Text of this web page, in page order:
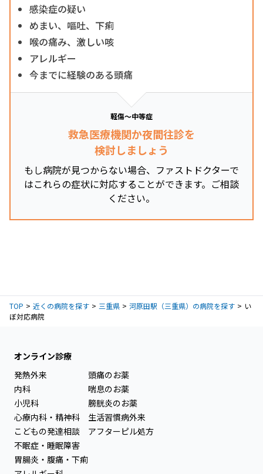
感染症の疑い
めまい、嘔吐、下痢
喉の痛み、激しい咳
アレルギー
今までに経験のある頭痛
軽傷～中等症
救急医療機関か夜間往診を
検討しましょう
もし病院が見つからない場合、ファストドクターで
はこれらの症状に対応することができます。ご相談
ください。
TOP 近くの病院を探す 三重県 河原田駅（三重県）の病院を探す
い
ぼ対応病院
オンライン診療
発熱外来
内科
小児科
心療内科・精神科
こどもの発達相談
不眠症・睡眠障害
胃腸炎・腹痛・下痢
頭痛のお薬
喘息のお薬
膀胱炎のお薬
生活習慣病外来
アフターピル処方